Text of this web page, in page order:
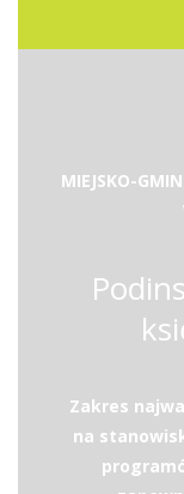
MIEJSKO-
Zakres
na